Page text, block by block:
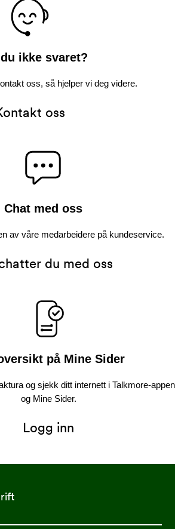
ikke svaret?
oss, så hjelper vi deg videre.
oss
Chat med oss
av våre medarbeidere på kundeservice.
du med oss
på Mine Sider
og sjekk ditt internett i Talkmore-appen
og Mine Sider.
Logg inn